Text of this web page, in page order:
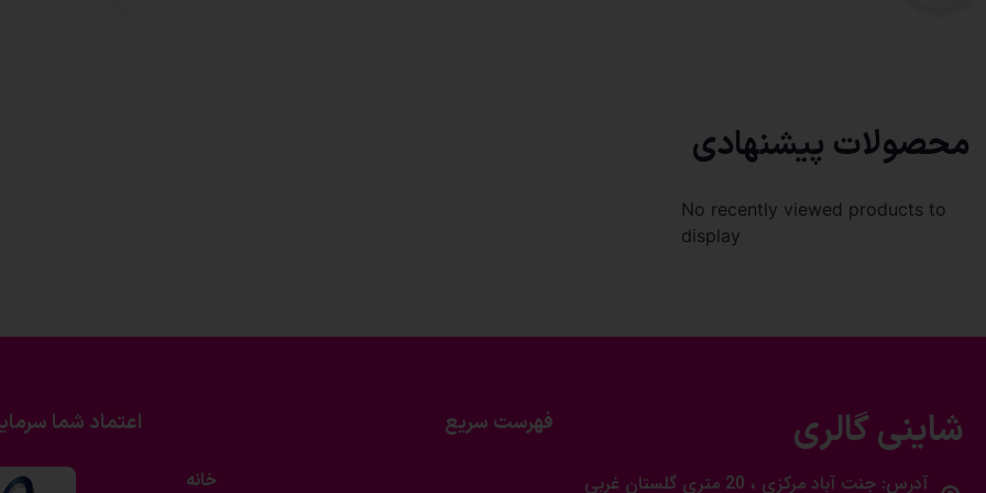
محصولات پیشنهادی
No recently viewed products to
display
شاینی گالری
آدرس: جنت آباد مرکزی ، 20 متری گلستان غربی
فهرست سریع
خانه
اعتماد شما